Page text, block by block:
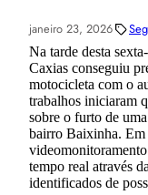
janeiro 23, 2026
Na tarde desta
Caxias conseguiu
motocicleta com o
trabalhos iniciaram
sobre o furto de
bairro Baixinha. Em
tempo real através
identificados de